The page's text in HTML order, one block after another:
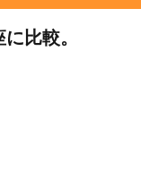
比較。